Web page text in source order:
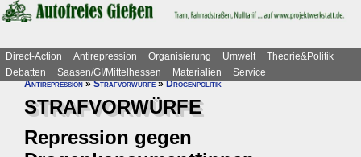
Direct-Action Antirepression Organisierung Umwelt
Theorie&Politik
Debatten
Saasen/GI/Mittelhessen Materialien
Service
Antirepression»Strafvorwürfe»Drogenpolitik
STRAFVORWÜRFE
Repression gegen